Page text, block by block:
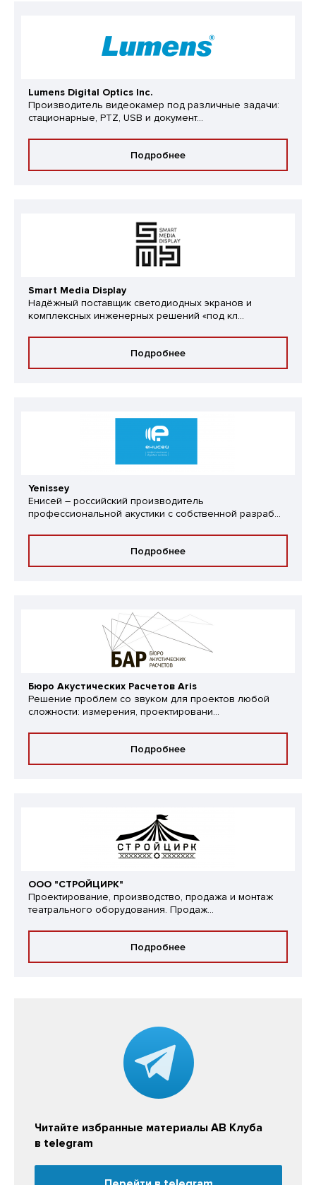
Lumens Digital Optics Inc.
Производитель видеокамер под различные задачи:
стационарные, PTZ, USB и документ...
Подробнее
Smart Media Display
Надёжный поставщик светодиодных экранов и
комплексных инженерных решений «под кл...
Подробнее
Yenissey
Енисей – российский производитель
профессиональной акустики с собственной разраб...
Подробнее
Бюро Акустических Расчетов Aris
Решение проблем со звуком для проектов любой
сложности: измерения, проектировани...
Подробнее
ООО "СТРОЙЦИРК"
Проектирование, производство, продажа и монтаж
театрального оборудования. Продаж...
Подробнее
Читайте избранные материалы АВ Клуба
в telegram